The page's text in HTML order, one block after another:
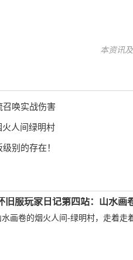
本资讯
召唤实战伤害
人间绿明村
别的存在！
旧服玩家日记第四站：山水画
卷的烟火人间-绿明村，走着走